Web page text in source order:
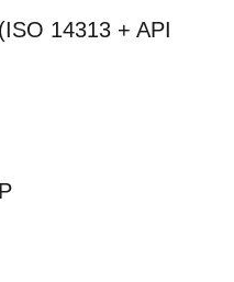
14313 + API